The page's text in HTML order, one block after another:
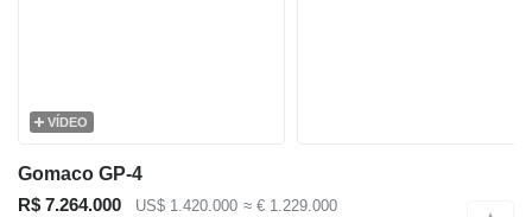
VÍDEO
Gomaco GP-4
R$ 7.264.000
US$ 1.420.000 ≈ € 1.229.000